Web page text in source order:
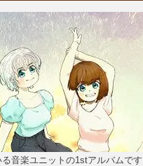
音楽ユニットの1stアルバムです